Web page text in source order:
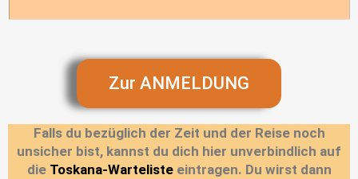
Zur ANMELDUNG
Falls du bezüglich der Zeit und der Reise noch
unsicher bist, kannst du dich hier unverbindlich auf
die Toskana-Wartelisteeintragen. Du wirst dann